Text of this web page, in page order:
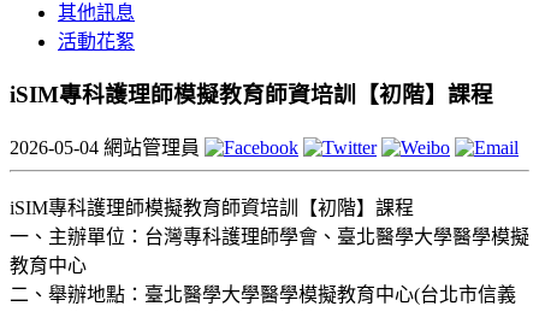
其他訊息
活動花絮
iSIM專科護理師模擬教育師資培訓【初階】課程
2026-05-04 網站管理員
iSIM專科護理師模擬教育師資培訓【初階】課程
一、主辦單位：台灣專科護理師學會、臺北醫學大學醫學模擬
教育中心
二、舉辦地點：臺北醫學大學醫學模擬教育中心(台北市信義